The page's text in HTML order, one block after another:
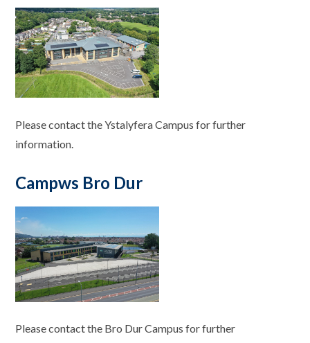
Please contact the Ystalyfera Campus for further
information.
Campws Bro Dur
Please contact the Bro Dur Campus for further